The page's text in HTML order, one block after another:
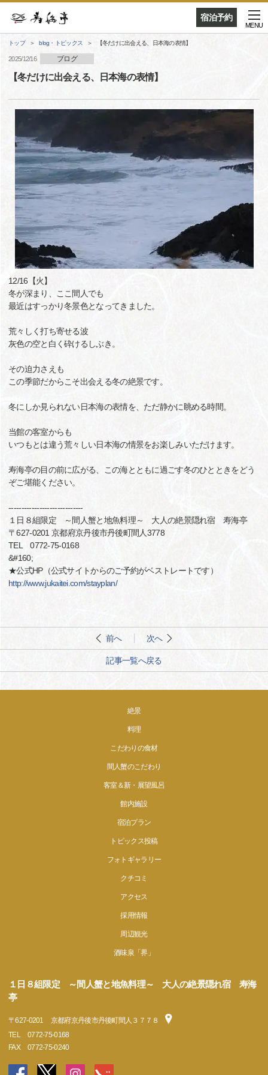
宿泊予約
MENU
トップ blog・トピックス 【冬だけに出会える、日本海の表情】
2025/12/16 ブログ
【冬だけに出会える、日本海の表情】
12/16【火】
冬が深まり、ここ間人でも
最近はすっかり冬景色となってきました。
荒々しく打ち寄せる波
灰色の空と白く砕けるしぶき。
その迫力さえも
この季節だからこそ出会える冬の絶景です。
冬にしか見られない日本海の表情を、ただ静かに眺める時間。
当館の客室からも
いつもとは違う荒々しい日本海の情景をお楽しみいただけます。
寿海亭の目の前に広がる、この海とともに過ごす冬のひとときをどう
ぞご堪能ください。
-----------------------------
１日８組限定 ～間人蟹と地魚料理～ 大人の絶景隠れ宿 寿海亭
〒627-0201 京都府京丹後市丹後町間人3778
TEL 0772-75-0168
&#160;
★公式HP（公式サイトからのご予約がベストレートです）
http://www.jukaitei.com/stayplan/
前へ 次へ
記事一覧へ戻る
絶景
料理
こだわりの食材
間人蟹のこだわり
客室＆新・展望風呂
館内施設
宿泊プラン
トピックス投稿
フォトギャラリー
クチコミ
アクセス
採用情報
周辺観光
酒味泉「界」
１日８組限定 ～間人蟹と地魚料理～ 大人の絶景隠れ宿 寿海
亭
〒627-0201
京都府京丹後市丹後町間人３７７８
TEL
0772-75-0168
FAX
0772-75-0240